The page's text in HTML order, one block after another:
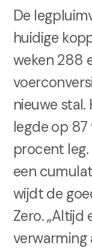
De
huidige
weken 288
nieuwe
legde op
procent
een
wijdt de
Zero.
verwarming